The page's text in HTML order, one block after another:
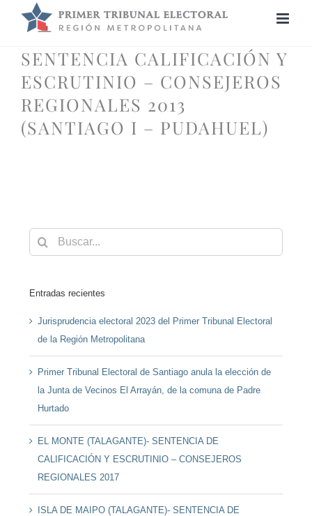
SENTENCIA CALIFICACIÓN Y
ESCRUTINIO – CONSEJEROS
REGIONALES 2013
(SANTIAGO I – PUDAHUEL)
Buscar:
Entradas recientes
Jurisprudencia electoral 2023 del Primer Tribunal Electoral
de la Región Metropolitana
Primer Tribunal Electoral de Santiago anula la elección de
la Junta de Vecinos El Arrayán, de la comuna de Padre
Hurtado
EL MONTE (TALAGANTE)- SENTENCIA DE
CALIFICACIÓN Y ESCRUTINIO – CONSEJEROS
REGIONALES 2017
ISLA DE MAIPO (TALAGANTE)- SENTENCIA DE